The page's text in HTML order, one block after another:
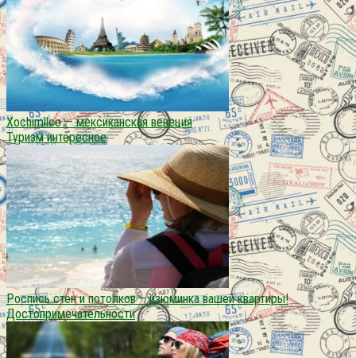
Xochimilco — мексиканская венеция
Туризм интересное
Роспись стен и потолков – изюминка вашей квартиры!
Достопримечательности